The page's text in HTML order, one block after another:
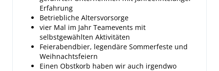
Erfahrung
Betriebliche Altersvorsorge
vier Mal im Jahr Teamevents mit
selbstgewählten Aktivitäten
Feierabendbier, legendäre Sommerfeste und
Weihnachtsfeiern
Einen Obstkorb haben wir auch irgendwo